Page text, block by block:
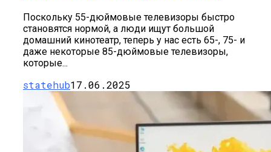
Поскольку 55-дюймовые телевизоры быстро
становятся нормой, а люди ищут большой
домашний кинотеатр, теперь у нас есть 65-, 75- и
даже некоторые 85-дюймовые телевизоры,
которые...
statehub17.06.2025